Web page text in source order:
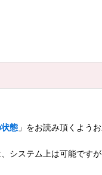
態 」をお読み頂くよう
システム上は可能です